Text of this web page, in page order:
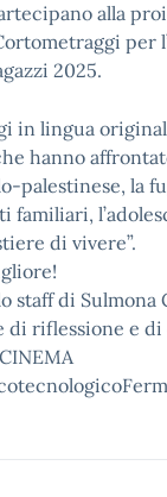
alla
per
2025.
in lingua
hanno
palestinese, la
familiari,
di vivere”.
staff di Sulmona
di riflessione e di